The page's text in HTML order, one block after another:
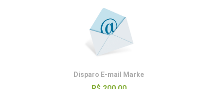
Disparo E-mail Marke